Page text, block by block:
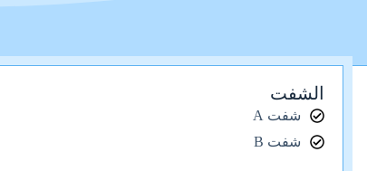
الشفت
شفت A
شفت B